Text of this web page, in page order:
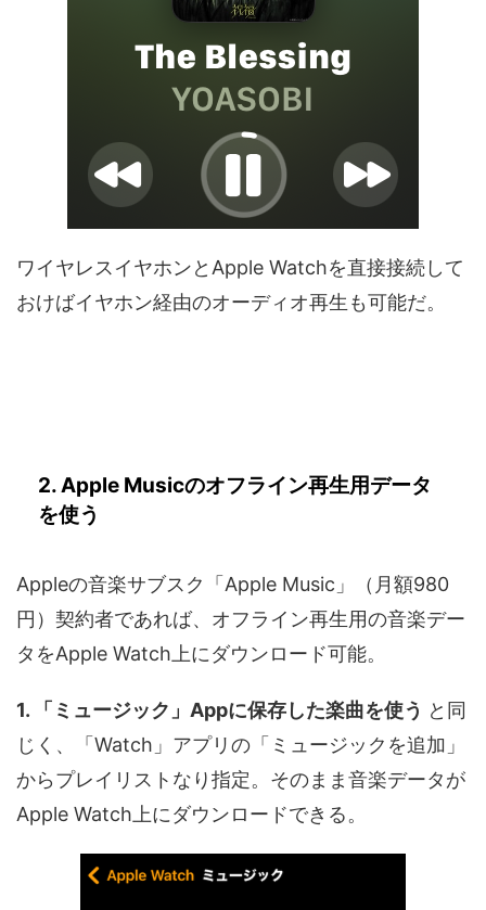
ワイヤレスイヤホンとApple Watchを直接接続して
おけばイヤホン経由のオーディオ再生も可能だ。
2. Apple Musicのオフライン再生用データ
を使う
Appleの音楽サブスク「Apple Music」（月額980
円）契約者であれば、オフライン再生用の音楽デー
タをApple Watch上にダウンロード可能。
1. 「ミュージック」Appに保存した楽曲を使う と同
じく、「Watch」アプリの「ミュージックを追加」
からプレイリストなり指定。そのまま音楽データが
Apple Watch上にダウンロードできる。